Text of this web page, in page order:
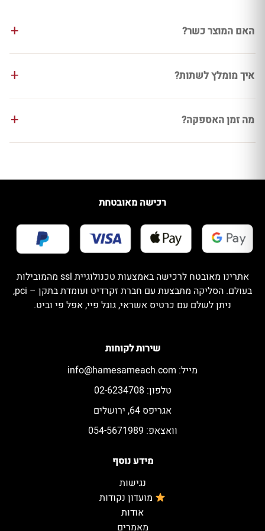
האם המוצר כשר?
איך מומלץ לשתות?
מה זמן האספקה?
מידע נוסף
נגישות
מועדון נקודות
אודות
מאמרים
שירות לקוחות
מייל: info@hamesameach.com
טלפון: 02-6234708
אגריפס 64, ירושלים
וואצאפ: 054-5671989
רכישה מאובטחת
אתרינו מאובטח לרכישה באמצעות טכנולוגיית ssl מהמובילות
בעולם. הסליקה מתבצעת עם חברת זקרדיט ועומדת בתקן – pci,
ניתן לשלם עם כרטיס אשראי, גוגל פיי, אפל פי וביט.